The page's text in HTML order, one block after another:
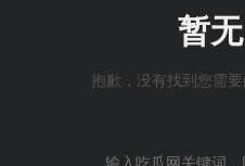
暂
抱歉，没有找到您需